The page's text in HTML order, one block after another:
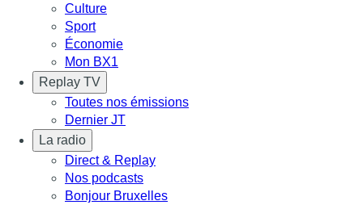
Culture
Sport
Économie
Mon BX1
Replay TV
Toutes nos émissions
Dernier JT
La radio
Direct & Replay
Nos podcasts
Bonjour Bruxelles